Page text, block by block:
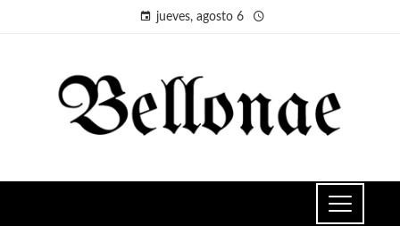
jueves, agosto 6